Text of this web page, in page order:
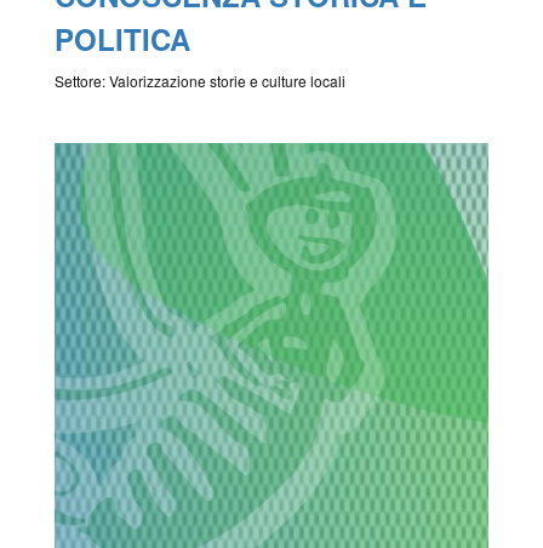
POLITICA
Settore: Valorizzazione storie e culture locali